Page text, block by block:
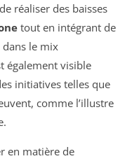
réaliser des baisses
tout en intégrant de
dans le mix
également visible
initiatives telles que
comme l’illustre
en matière de